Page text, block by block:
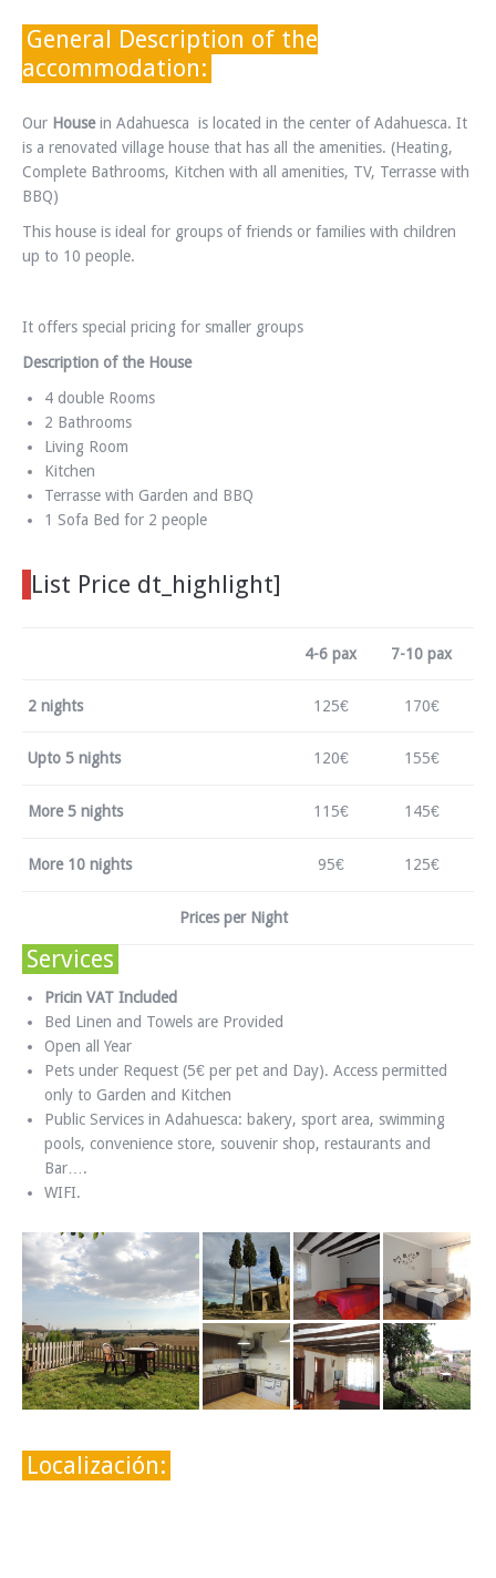
General Description of the
accommodation:
Our Housein Adahuesca is located in the center of Adahuesca. It
is a renovated village house that has all the amenities. (Heating,
Complete Bathrooms, Kitchen with all amenities, TV, Terrasse with
BBQ)
This house is ideal for groups of friends or families with children
up to 10 people.
It offers special pricing for smaller groups
Description of the House
4 double Rooms
2 Bathrooms
Living Room
Kitchen
Terrasse with Garden and BBQ
1 Sofa Bed for 2 people
List Price dt_highlight]
4-6 pax 7-10 pax
2 nights 125€ 170€
Upto 5 nights 120€ 155€
More 5 nights 115€ 145€
More 10 nights 95€ 125€
Prices per Night
Services
Pricin VAT Included
Bed Linen and Towels are Provided
Open all Year
Pets under Request (5€ per pet and Day). Access permitted
only to Garden and Kitchen
Public Services in Adahuesca: bakery, sport area, swimming
pools, convenience store, souvenir shop, restaurants and
Bar….
WIFI.
Localización: